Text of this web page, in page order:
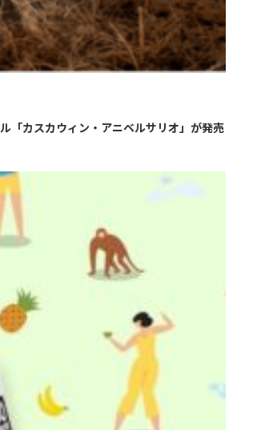
「カスカウィン・アニベルサリオ」が発売